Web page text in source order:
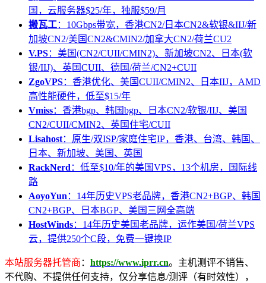
国，云服务器$25/年，独服$59/月
搬瓦工：10Gbps带宽，香港CN2/日本CN2&软银&IIJ/新
加坡CN2/美国CN2&CMIN2/加拿大CN2/荷兰CU2
V.PS：美国(CN2/CUII/CMIN2)、新加坡CN2、日本(软
银/IIJ)、英国CUII、德国/荷兰/CN2+CUII
ZgoVPS：香港优化、美国CUII/CMIN2、日本IIJ，AMD
高性能硬件，低至$15/年
Vmiss：香港bgp、韩国bgp、日本CN2/软银/IIJ、美国
CN2/CUII/CMIN2、英国住宅/CUII
Lisahost：原生/双ISP/家庭住宅IP，香港、台湾、韩国、
日本、新加坡、美国、英国
RackNerd ：低至$10/年的美国VPS，13个机房，国际线
路
AoyoYun ：14年历史VPS老品牌，香港CN2+BGP、韩国
CN2+BGP、日本BGP、美国三网全高端
HostWinds：14年历史美国老品牌，运作美国/荷兰VPS
云，提供250个C段，免费一键换IP
本站服务器托管商 ： https://www.iprr.cn。主机测评不销售、
不代购、不提供任何支持，仅分享信息/测评（有时效性），